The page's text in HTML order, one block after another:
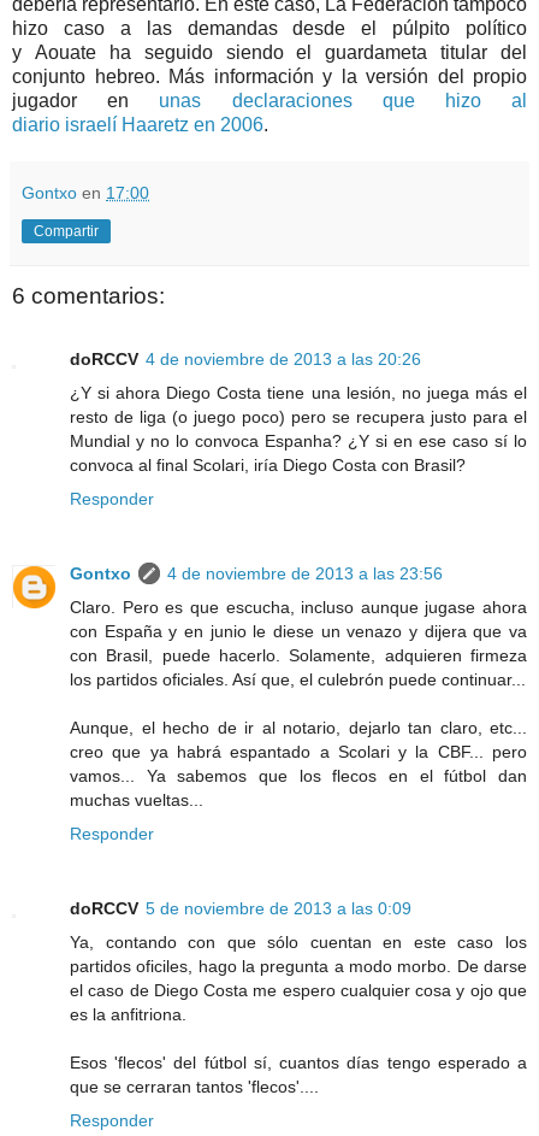
debería representarlo. En este caso, La Federación tampoco
hizo caso a las demandas desde el púlpito político
y Aouateha seguido siendo elguardameta titular del
conjunto hebreo. Más información y la versión del propio
jugador en unas declaraciones que hizo al
diario israelí Haaretz en 2006.
Gontxo en 17:00
Compartir
6 comentarios:
doRCCV 4 de noviembre de 2013 a las 20:26
¿Y si ahora Diego Costa tiene una lesión, no juega más el
resto de liga (o juego poco) pero se recupera justo para el
Mundial y no lo convoca Espanha? ¿Y si en ese caso sí lo
convoca al final Scolari, iría Diego Costa con Brasil?
Responder
Gontxo
4 de noviembre de 2013 a las 23:56
Claro. Pero es que escucha, incluso aunque jugase ahora
con España y en junio le diese un venazo y dijera que va
con Brasil, puede hacerlo. Solamente, adquieren firmeza
los partidos oficiales. Así que, el culebrón puede continuar...
Aunque, el hecho de ir al notario, dejarlo tan claro, etc...
creo que ya habrá espantado a Scolari y la CBF... pero
vamos... Ya sabemos que los flecos en el fútbol dan
muchas vueltas...
Responder
doRCCV 5 de noviembre de 2013 a las 0:09
Ya, contando con que sólo cuentan en este caso los
partidos oficiles, hago la pregunta a modo morbo. De darse
el caso de Diego Costa me espero cualquier cosa y ojo que
es la anfitriona.
Esos 'flecos' del fútbol sí, cuantos días tengo esperado a
que se cerraran tantos 'flecos'....
Responder